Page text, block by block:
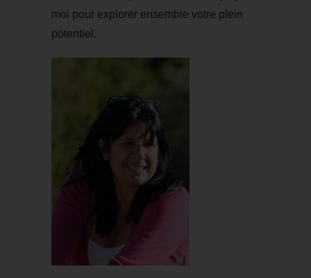
moi pour explorer ensemble votre plein
potentiel.